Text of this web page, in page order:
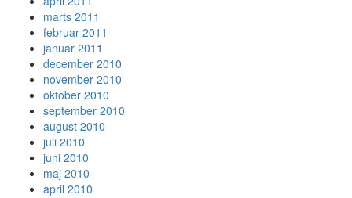
marts 2011
februar 2011
januar 2011
december 2010
november 2010
oktober 2010
september 2010
august 2010
juli 2010
juni 2010
maj 2010
april 2010